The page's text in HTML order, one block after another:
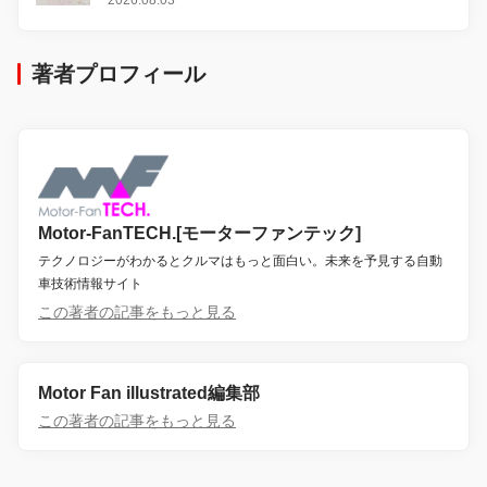
著者プロフィール
Motor-FanTECH.[モーターファンテック]
テクノロジーがわかるとクルマはもっと面白い。未来を予見する自動
車技術情報サイト
この著者の記事をもっと見る
Motor Fan illustrated編集部
この著者の記事をもっと見る